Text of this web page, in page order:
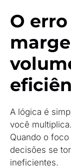
O
A lógica é
você multiplica.
Quando o
decisões se
ineficientes.